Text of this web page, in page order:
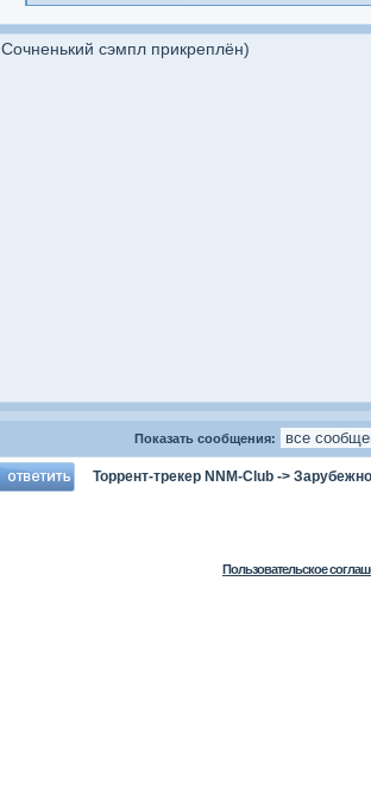
Сочненький сэмпл прикреплён)
Показать сообщения:
Торрент-трекер NNM-Club ->
Пользовательское